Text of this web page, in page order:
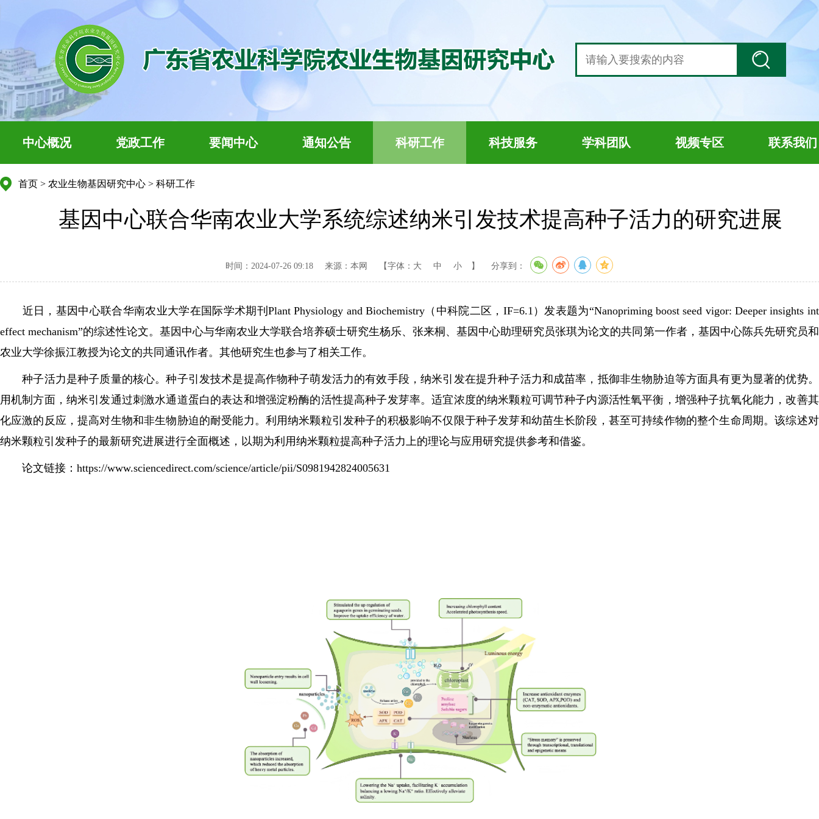
中心概况 党政工作 要闻中心 通知公告 科研工作 科技服务 学科团队 视频专区 联系我们
首页 > 农业生物基因研究中心 > 科研工作
基因中心联合华南农业大学系统综述纳米引发技术提高种子活力的研究进展
时间：2024-07-26 09:18 来源：本网 【字体： 大 中 小 】 分享到：
近日，基因中心联合华南农业大学在国际学术期刊Plant Physiology and Biochemistry（中科院二区，IF=6.1）发表题为“Nanopriming boost seed vigor: Deeper insights
effect mechanism”的综述性论文。基因中心与华南农业大学联合培养硕士研究生杨乐、张来桐、基因中心助理研究员张琪为论文的共同第一作者，基因中心陈兵先研究员
农业大学徐振江教授为论文的共同通讯作者。其他研究生也参与了相关工作。
种子活力是种子质量的核心。种子引发技术是提高作物种子萌发活力的有效手段，纳米引发在提升种子活力和成苗率，抵御非生物胁迫等方面具有更为显著的优势
用机制方面，纳米引发通过刺激水通道蛋白的表达和增强淀粉酶的活性提高种子发芽率。适宜浓度的纳米颗粒可调节种子内源活性氧平衡，增强种子抗氧化能力，改善
化应激的反应，提高对生物和非生物胁迫的耐受能力。利用纳米颗粒引发种子的积极影响不仅限于种子发芽和幼苗生长阶段，甚至可持续作物的整个生命周期。该综述
纳米颗粒引发种子的最新研究进展进行全面概述，以期为利用纳米颗粒提高种子活力上的理论与应用研究提供参考和借鉴。
论文链接： https://www.sciencedirect.com/science/article/pii/S0981942824005631